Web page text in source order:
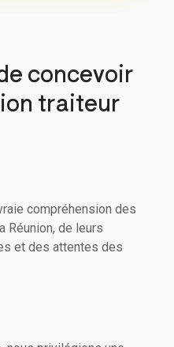
concevoir
traiteur
compréhension des
Réunion, de leurs
et des attentes des